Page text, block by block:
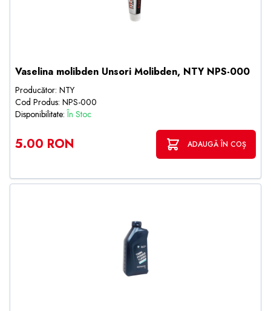
Vaselina molibden Unsori Molibden, NTY NPS-000
Producător: NTY
Cod Produs: NPS-000
Disponibilitate:În Stoc
5.00 RON ADAUGĂ ÎN COȘ